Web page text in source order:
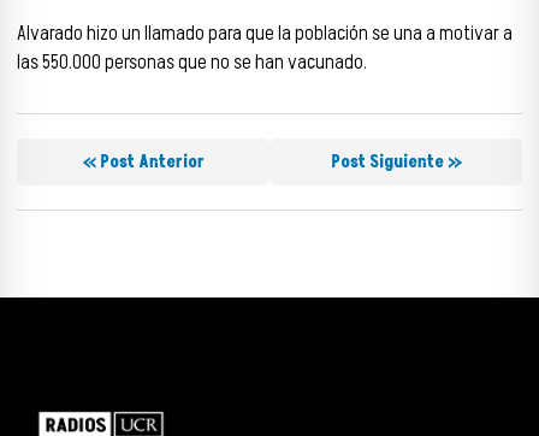
Alvarado hizo un llamado para que la población se una a motivar a
las 550.000 personas que no se han vacunado.
« Post Anterior Post Siguiente »